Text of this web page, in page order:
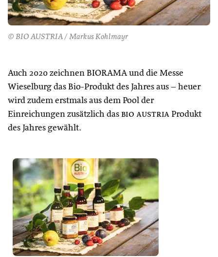
© BIO AUSTRIA / Markus Kohlmayr
Auch 2020 zeichnen BIORAMA und die Messe
Wieselburg das Bio-Produkt des Jahres aus – heuer
wird zudem erstmals aus dem Pool der
Einreichungen zusätzlich das bio austria Produkt
des Jahres gewählt.